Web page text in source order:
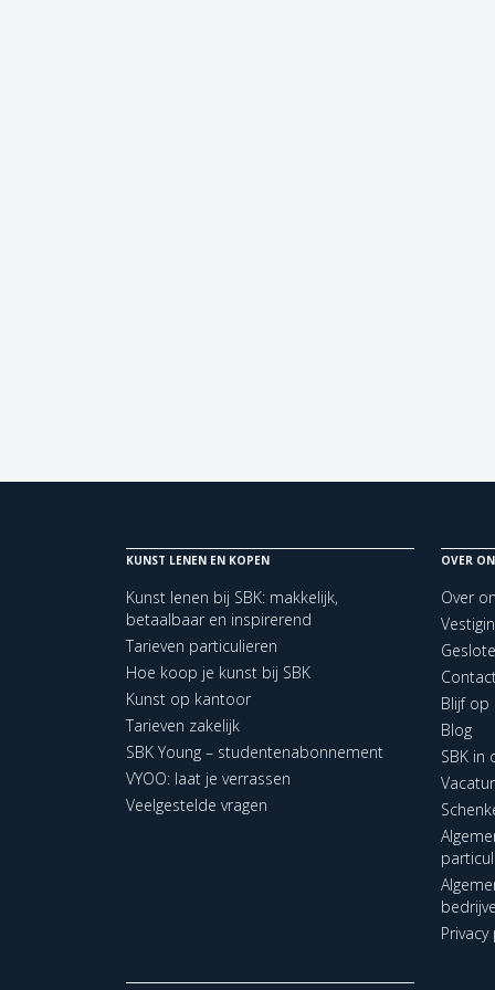
KUNST LENEN EN KOPEN
Kunst lenen bij SBK: makkelijk,
betaalbaar en inspirerend
Tarieven particulieren
Hoe koop je kunst bij SBK
Kunst op kantoor
Tarieven zakelijk
SBK Young – studentenabonnement
VYOO: laat je verrassen
Veelgestelde vragen
OVER
Over
Blijf op
Blog
SBK in